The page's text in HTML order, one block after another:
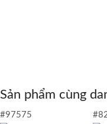
Sản phẩm cùng
#97575